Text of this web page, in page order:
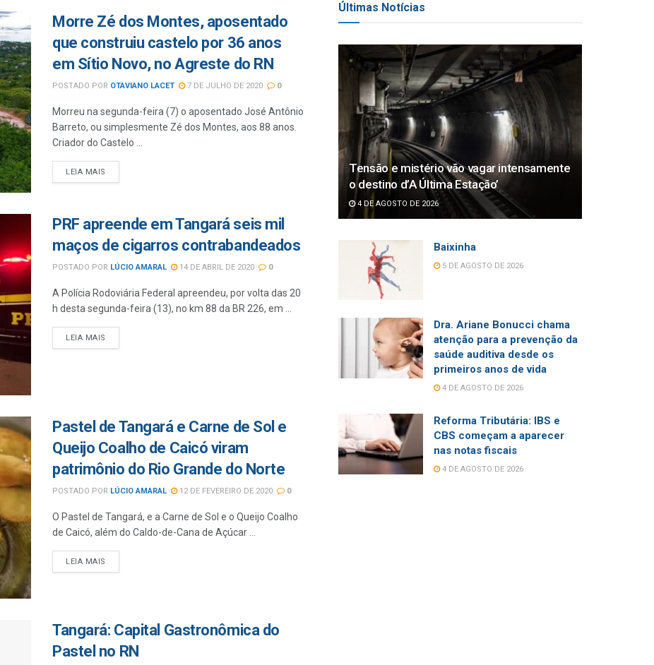
Morre Zé dos Montes, aposentado
que construiu castelo por 36 anos
em Sítio Novo, no Agreste do RN
POSTADO POR OTAVIANO LACET 7 DE JULHO DE 2020 0
Morreu na segunda-feira (7) o aposentado José Antônio
Barreto, ou simplesmente Zé dos Montes, aos 88 anos.
Criador do Castelo ...
LEIA MAIS
PRF apreende em Tangará seis mil
maços de cigarros contrabandeados
POSTADO POR LÚCIO AMARAL 14 DE ABRIL DE 2020 0
A Polícia Rodoviária Federal apreendeu, por volta das 20
h desta segunda-feira (13), no km 88 da BR 226, em ...
LEIA MAIS
Pastel de Tangará e Carne de Sol e
Queijo Coalho de Caicó viram
patrimônio do Rio Grande do Norte
POSTADO POR LÚCIO AMARAL 12 DE FEVEREIRO DE 2020 0
O Pastel de Tangará, e a Carne de Sol e o Queijo Coalho
de Caicó, além do Caldo-de-Cana de Açúcar ...
LEIA MAIS
Tangará: Capital Gastronômica do
Pastel no RN
Últimas Notícias
Tensão e mistério vão vagar intensamente
o destino d’A Última Estação’
4 DE AGOSTO DE 2026
Baixinha
5 DE AGOSTO DE 2026
Dra. Ariane Bonucci chama
atenção para a prevenção da
saúde auditiva desde os
primeiros anos de vida
4 DE AGOSTO DE 2026
Reforma Tributária: IBS e
CBS começam a aparecer
nas notas fiscais
4 DE AGOSTO DE 2026